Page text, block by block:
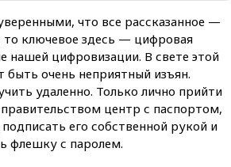
что все рассказанное —
то ключевое здесь — цифровая
нашей цифровизации. В свете этой
быть очень неприятный изъян.
удаленно. Только лично прийти
центр с паспортом,
подписать его собственной рукой и
флешку с паролем.